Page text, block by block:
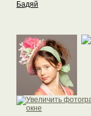
Бадяй